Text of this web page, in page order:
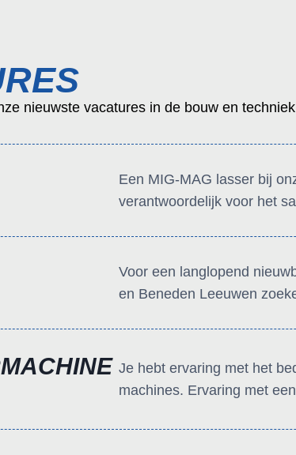
nieuwste vacatures in de bouw en
Een MIG-MAG lasser bij
verantwoordelijk voor het
Voor een langlopend
en Beneden Leeuwen
Je hebt ervaring met het
machines. Ervaring met